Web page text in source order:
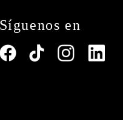
Síguenos en